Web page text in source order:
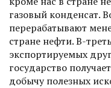
газовый конденсат.
перерабатывают
стране нефти. В-
экспортируемых
государство
добычу полезных